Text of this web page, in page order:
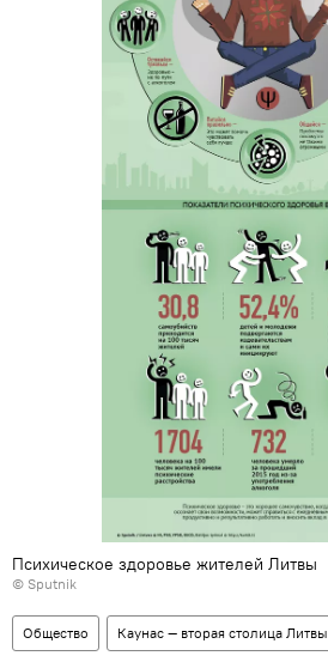
Психическое здоровье жителей Литвы
© Sputnik
Общество Каунас — вторая столица Литвы